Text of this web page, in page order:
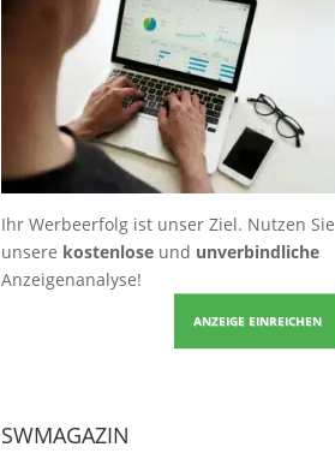
Ihr Werbeerfolg ist unser Ziel. Nutzen Sie
unsere kostenloseund unverbindliche
Anzeigenanalyse!
ANZEIGE EINREICHEN
SWMAGAZIN